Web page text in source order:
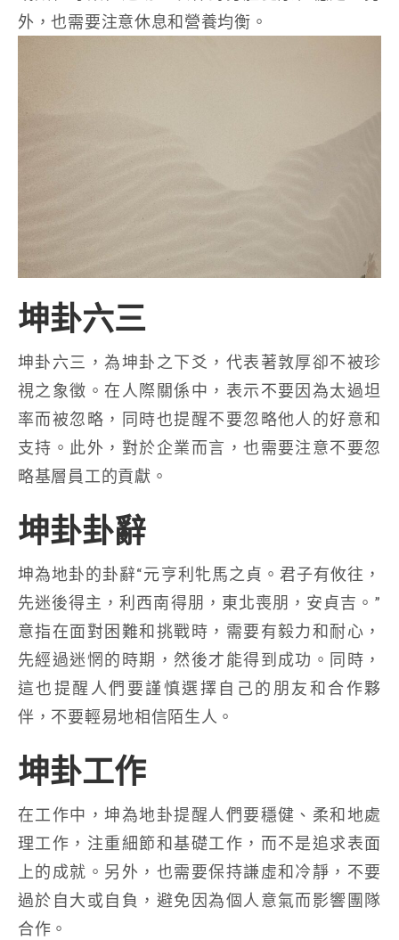
外，也需要注意休息和營養均衡。
坤卦六三
坤卦六三，為坤卦之下爻，代表著敦厚卻不被珍
視之象徵。在人際關係中，表示不要因為太過坦
率而被忽略，同時也提醒不要忽略他人的好意和
支持。此外，對於企業而言，也需要注意不要忽
略基層員工的貢獻。
坤卦卦辭
坤為地卦的卦辭“元亨利牝馬之貞。君子有攸往，
先迷後得主，利西南得朋，東北喪朋，安貞吉。”
意指在面對困難和挑戰時，需要有毅力和耐心，
先經過迷惘的時期，然後才能得到成功。同時，
這也提醒人們要謹慎選擇自己的朋友和合作夥
伴，不要輕易地相信陌生人。
坤卦工作
在工作中，坤為地卦提醒人們要穩健、柔和地處
理工作，注重細節和基礎工作，而不是追求表面
上的成就。另外，也需要保持謙虛和冷靜，不要
過於自大或自負，避免因為個人意氣而影響團隊
合作。